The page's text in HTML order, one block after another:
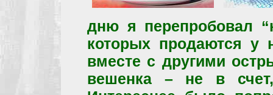
дню я перепробовал
которых продаются у
вместе с другими
вешенка – не в